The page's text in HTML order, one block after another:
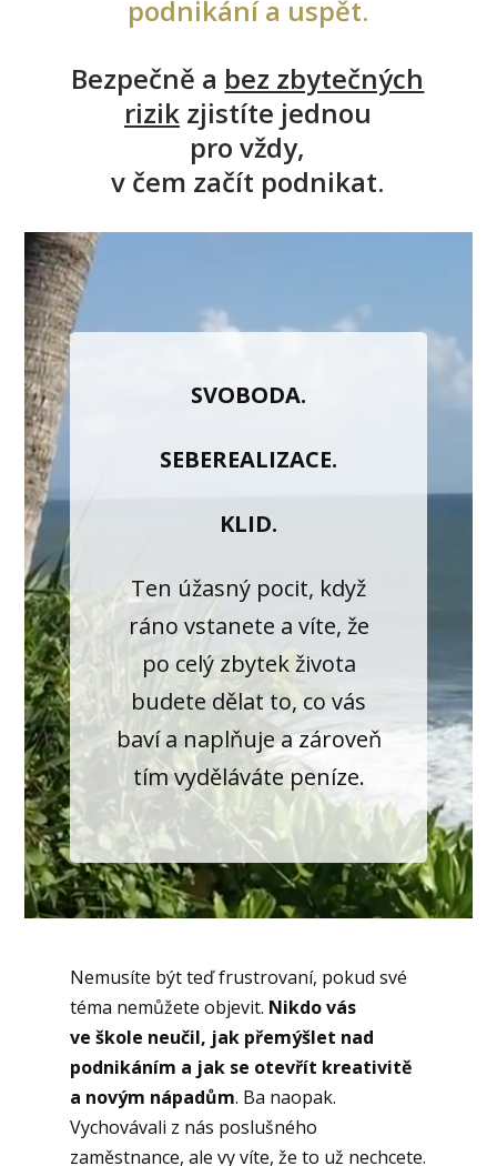
podnikání a uspět.
Bezpečně a bez zbytečných
rizikzjistíte jednou
pro vždy,
v čem začít podnikat.
SVOBODA.
SEBEREALIZACE.
KLID.
Ten úžasný pocit, když
ráno vstanete a víte, že
po celý zbytek života
budete dělat to, co vás
baví a naplňuje a zároveň
tím vyděláváte peníze.
Nemusíte být teď frustrovaní, pokud své
téma nemůžete objevit. Nikdo vás
ve škole neučil, jak přemýšlet nad
podnikáním a jak se otevřít kreativitě
a novým nápadům. Ba naopak.
Vychovávali z nás poslušného
zaměstnance, ale vy víte, že to už nechcete.